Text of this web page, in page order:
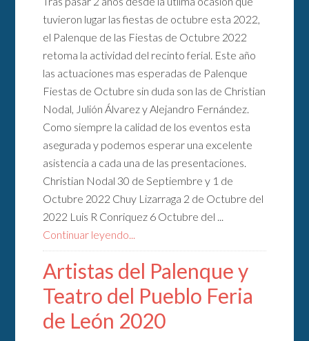
tuvieron lugar las fiestas de octubre esta 2022,
el Palenque de las Fiestas de Octubre 2022
retoma la actividad del recinto ferial. Este año
las actuaciones mas esperadas de Palenque
Fiestas de Octubre sin duda son las de Christian
Nodal, Julión Álvarez y Alejandro Fernández.
Como siempre la calidad de los eventos esta
asegurada y podemos esperar una excelente
asistencia a cada una de las presentaciones.
Christian Nodal 30 de Septiembre y 1 de
Octubre 2022 Chuy Lizarraga 2 de Octubre del
2022 Luis R Conriquez 6 Octubre del ...
Continuar leyendo...
Artistas del Palenque y
Teatro del Pueblo Feria
de León 2020